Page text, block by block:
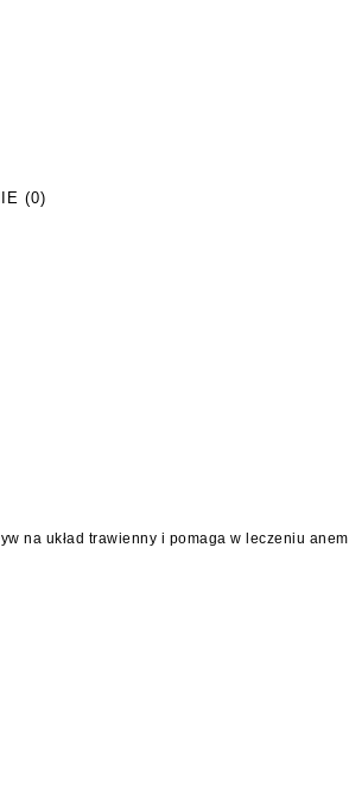
(0)
na układ trawienny i pomaga w leczeniu